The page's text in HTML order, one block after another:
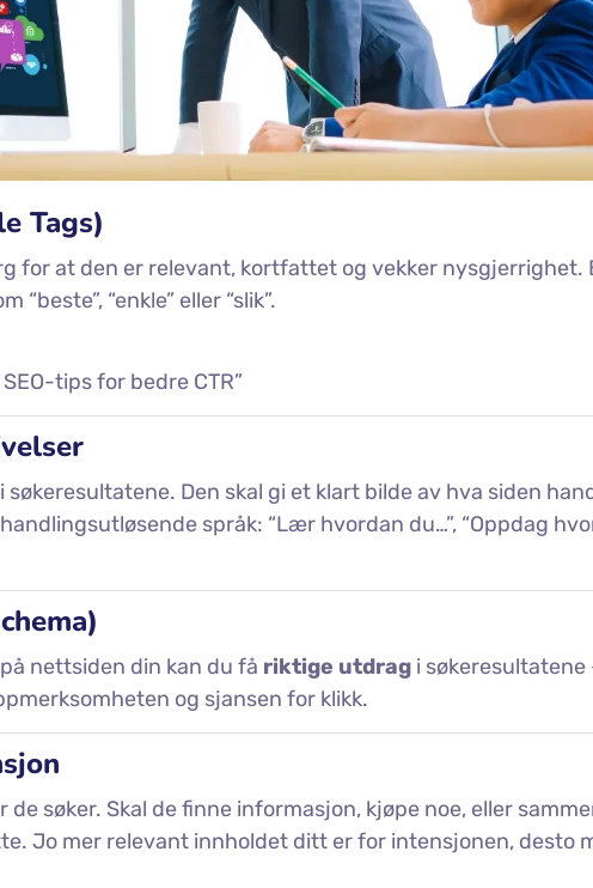
Tags)
for at den er relevant, kortfattet og vekker nysgjerrighet.
“enkle” eller “slik”.
tips for bedre CTR”
Den skal gi et klart bilde av hva siden
språk: “Lær hvordan du…”, “Oppdag
nettsiden din kan du få riktige utdrag i søkeresultatene
og sjansen for klikk.
søker. Skal de finne informasjon, kjøpe noe, eller
Jo mer relevant innholdet ditt er for intensjonen, desto